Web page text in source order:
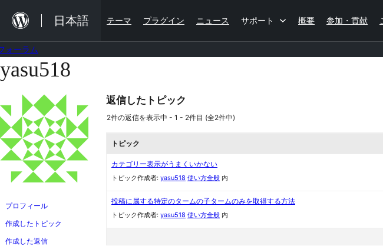
を
キ
プ
日本語 テーマ プラグイン ニュース サポート 概要 参加・貢献
ォーラム
コ
ン
ン
ツ
へ
ッ
プ
yasu518
プロフィール
作成したトピック
作成した返信
返信したトピック
2件の返信を表示中 - 1 - 2件目 (全2件中)
トピック
カテゴリー表示がうまくいかない
トピック作成者: yasu518 使い方全般 内
投稿に属する特定のタームの子タームのみを取得する方法
トピック作成者: yasu518 使い方全般 内